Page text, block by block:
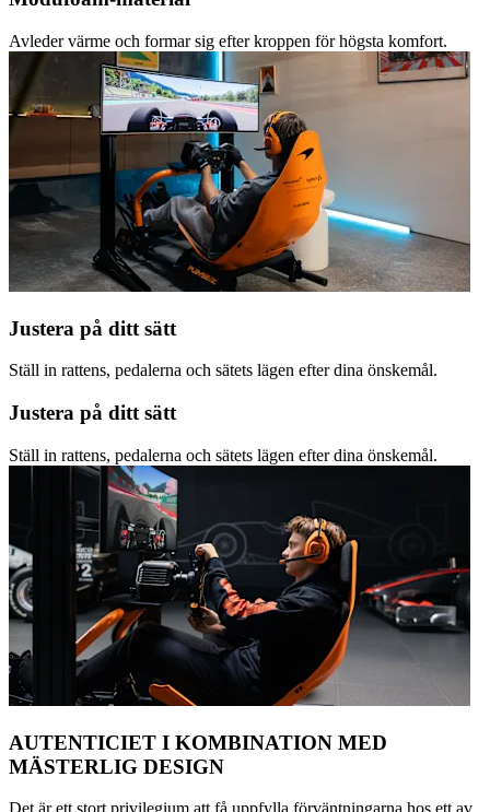
Avleder värme och formar sig efter kroppen för högsta komfort.
Justera på ditt sätt
Ställ in rattens, pedalerna och sätets lägen efter dina önskemål.
Justera på ditt sätt
Ställ in rattens, pedalerna och sätets lägen efter dina önskemål.
AUTENTICIET I KOMBINATION MED
MÄSTERLIG DESIGN